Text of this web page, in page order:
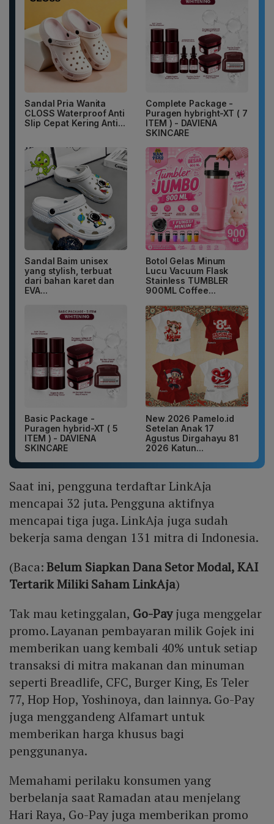
Sandal Pria Wanita
CLOSS Waterproof Anti
Slip Cepat Kering Anti...
Complete Package -
Puragen hybright-XT ( 7
ITEM ) - DAVIENA
SKINCARE
Sandal Baim unisex
yang stylish, terbuat
dari bahan karet dan
EVA...
Botol Gelas Minum
Lucu Vacuum Flask
Stainless TUMBLER
900ML Coffee...
Basic Package -
Puragen hybrid-XT ( 5
ITEM ) - DAVIENA
SKINCARE
New 2026 Pamelo.id
Setelan Anak 17
Agustus Dirgahayu 81
2026 Katun...
Saat ini, pengguna terdaftar LinkAja
mencapai 32 juta. Pengguna aktifnya
mencapai tiga juga. LinkAja juga sudah
bekerja sama dengan 131 mitra di Indonesia.
(Baca:Belum Siapkan Dana Setor Modal, KAI
Tertarik Miliki Saham LinkAja)
Tak mau ketinggalan, Go-Payjuga menggelar
promo. Layanan pembayaran milik Gojek ini
memberikan uang kembali 40% untuk setiap
transaksi di mitra makanan dan minuman
seperti Breadlife, CFC, Burger King, Es Teler
77, Hop Hop, Yoshinoya, dan lainnya. Go-Pay
juga menggandeng Alfamart untuk
memberikan harga khusus bagi
penggunanya.
Memahami perilaku konsumen yang
berbelanja saat Ramadan atau menjelang
Hari Raya, Go-Pay juga memberikan promo